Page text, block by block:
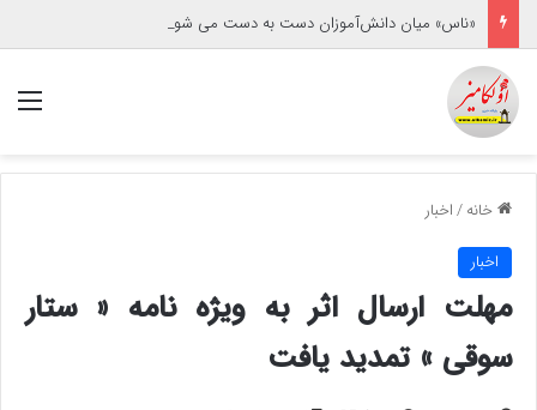
«ناس» میان دانش‌آموزان دست به دست می شود
خانه/اخبار
اخبار
مهلت ارسال اثر به ویژه نامه « ستار
سوقی » تمدید یافت